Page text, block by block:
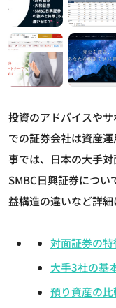
投資のアドバイスや
での証券会社は資産
事では、日本の大手対
SMBC日興証券につい
益構造の違いなど詳細
対面証券の
大手3社の基
預り資産の比